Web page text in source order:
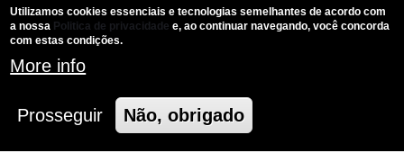
Utilizamos cookies essenciais e tecnologias semelhantes de acordo com
a nossa Politica de privacidade e, ao continuar navegando, você concorda
com estas condições.
More info
Prosseguir Não, obrigado